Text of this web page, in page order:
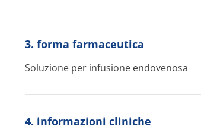
3. forma farmaceutica
Soluzione per infusione endovenosa
4. informazioni cliniche